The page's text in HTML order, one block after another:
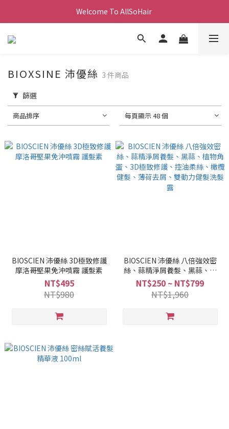
Welcome To AllSoHair
BIOXSINE 沛優絲 3 件商品
篩選
商品排序 每頁顯示 48 個
BIOSCIEN 沛優絲 3D極致修護
摩洛哥堅果免沖噴霧 護髮素
NT$495
NT$980
BIOSCIEN 沛優絲 八倍強效密
絲、蒜精淨屑養髮、黑蒜、植
物角蛋、3D極致修護、控油柔
絲、橄欖健髮、薄荷去屑、雙
動力健髮洗髮露
NT$250 ~ NT$799
NT$1,960